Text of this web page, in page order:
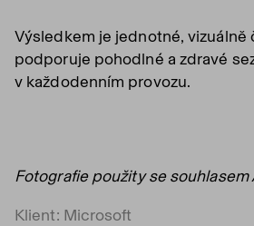
Výsledkem je jednotné, vizuálně
podporuje pohodlné a zdravé
v každodenním provozu.
Fotografie použity se souhlasem
Klient: Microsoft